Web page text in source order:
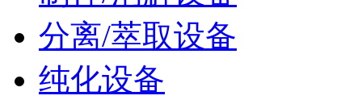
分离/萃取设备
纯化设备